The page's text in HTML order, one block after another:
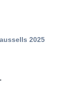
2025